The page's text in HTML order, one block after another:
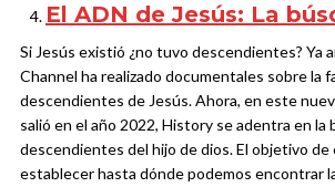
El ADN de Jesús: La
Si Jesús existió ¿no tuvo descendientes? Ya
Channel ha realizado documentales sobre la
descendientes de Jesús. Ahora, en este
salió en el año 2022, History se adentra en la
descendientes del hijo de dios. El objetivo de
establecer hasta dónde podemos encontrar